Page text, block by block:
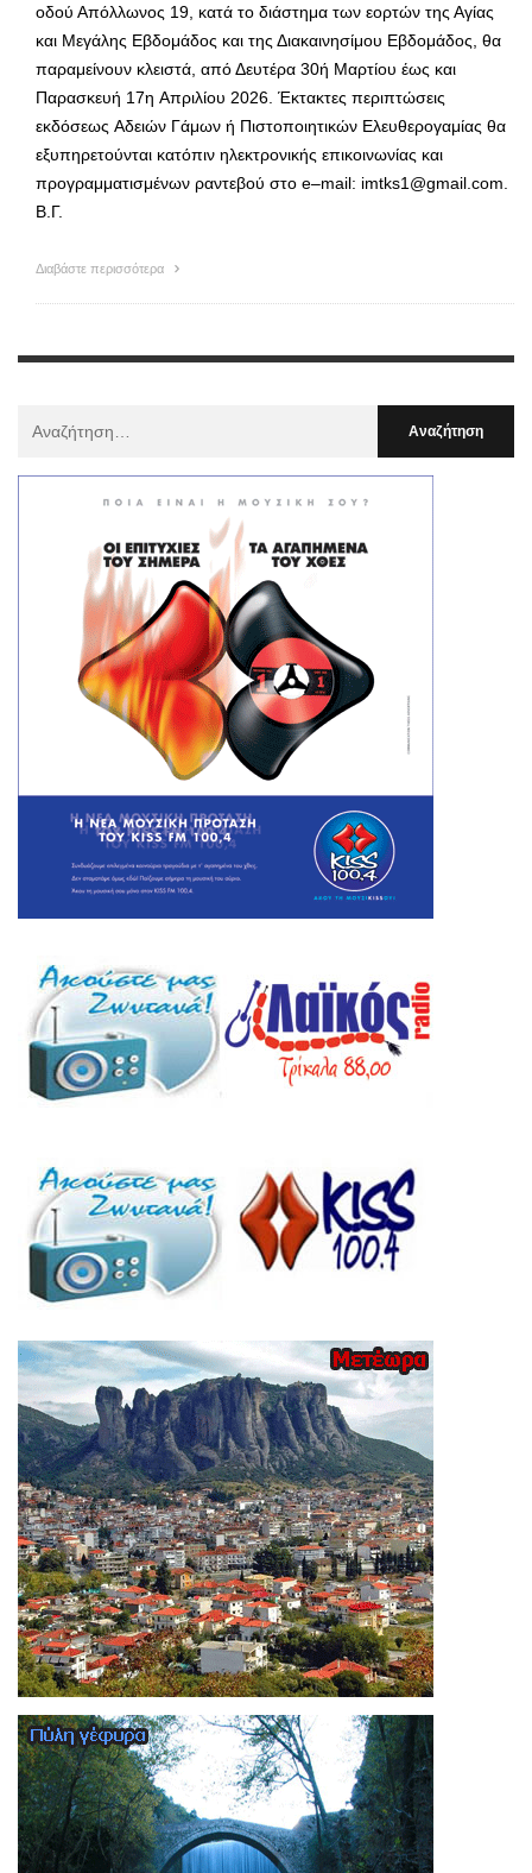
οδού Απόλλωνος 19, κατά το διάστημα των εορτών της Αγίας
και Μεγάλης Εβδομάδος και της Διακαινησίμου Εβδομάδος, θα
παραμείνουν κλειστά, από Δευτέρα 30ή Μαρτίου έως και
Παρασκευή 17η Απριλίου 2026. Έκτακτες περιπτώσεις
εκδόσεως Αδειών Γάμων ή Πιστοποιητικών Ελευθερογαμίας θα
εξυπηρετούνται κατόπιν ηλεκτρονικής επικοινωνίας και
προγραμματισμένων ραντεβού στο e–mail: imtks1@gmail.com.
Β.Γ.
Διαβάστε περισσότερα
: